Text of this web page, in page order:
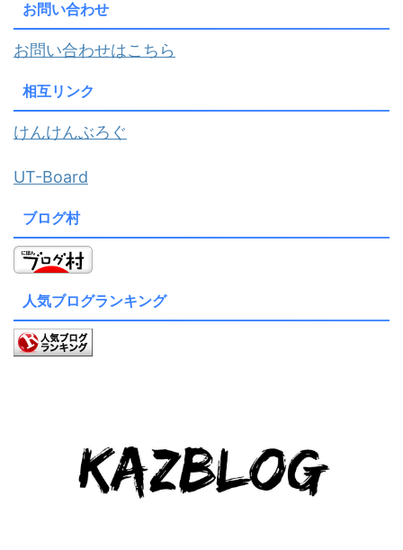
お問い合わせ
お問い合わせはこちら
相互リンク
けんけんぶろぐ
UT-Board
ブログ村
人気ブログランキング